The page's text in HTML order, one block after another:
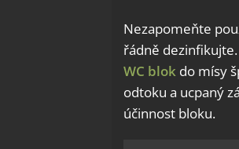
Nezapomeňte
řádně
WC blok do mísy
odtoku a ucpaný
účinnost bloku.